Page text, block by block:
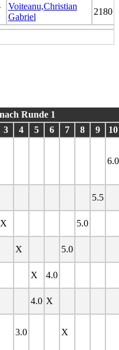
Voiteanu,Christian
Gabriel
2180
Runde 1
3 4 5 6 7 8 9 10
6.0
5.5
X 5.0
X 5.0
X 4.0
4.0 X
3.0 X